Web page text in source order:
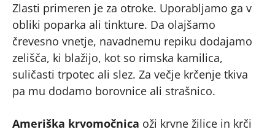
Zlasti primeren je za otroke. Uporabljamo ga v
obliki poparka ali tinkture. Da olajšamo
črevesno vnetje, navadnemu repiku dodajamo
zelišča, ki blažijo, kot so rimska kamilica,
suličasti trpotec ali slez. Za večje krčenje tkiva
pa mu dodamo borovnice ali strašnico.
Ameriška krvomočnica oži krvne žilice in krči